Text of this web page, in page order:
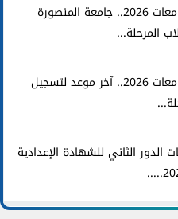
تنسيق الجامعات 2026.. جامعة المنصورة
المرحلة...
تنسيق الجامعات 2026.. آخر موعد لتسجيل
الدور الثاني للشهادة الإعدادية